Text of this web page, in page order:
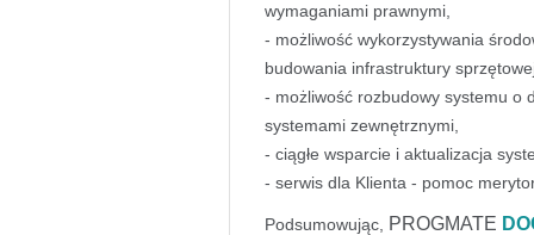
wymaganiami prawnymi,
- możliwość wykorzystywania
budowania infrastruktury
- możliwość rozbudowy systemu o
systemami zewnętrznymi,
- ciągłe wsparcie i aktualizacja
- serwis dla Klienta - pomoc
Podsumowując, PROGMATE